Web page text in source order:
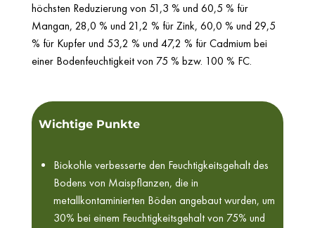
höchsten Reduzierung von 51,3 % und 60,5 % für
Mangan, 28,0 % und 21,2 % für Zink, 60,0 % und 29,5
% für Kupfer und 53,2 % und 47,2 % für Cadmium bei
einer Bodenfeuchtigkeit von 75 % bzw. 100 % FC.
Wichtige Punkte
Biokohle verbesserte den Feuchtigkeitsgehalt des
Bodens von Maispflanzen, die in
metallkontaminierten Böden angebaut wurden, um
30% bei einem Feuchtigkeitsgehalt von 75% und